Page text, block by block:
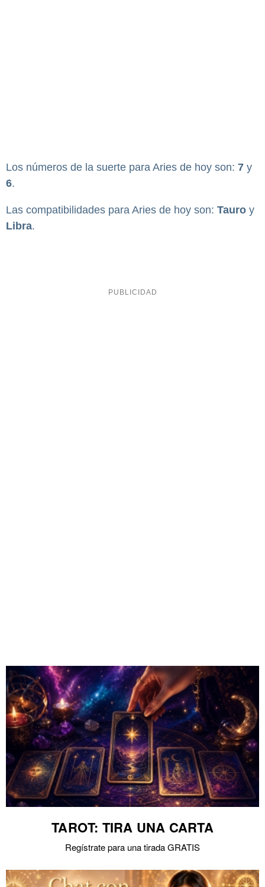
Los números de la suerte para Aries de hoy son: 7 y
6.
Las compatibilidades para Aries de hoy son: Tauro y
Libra.
TAROT: TIRA UNA CARTA
Regístrate para una tirada GRATIS